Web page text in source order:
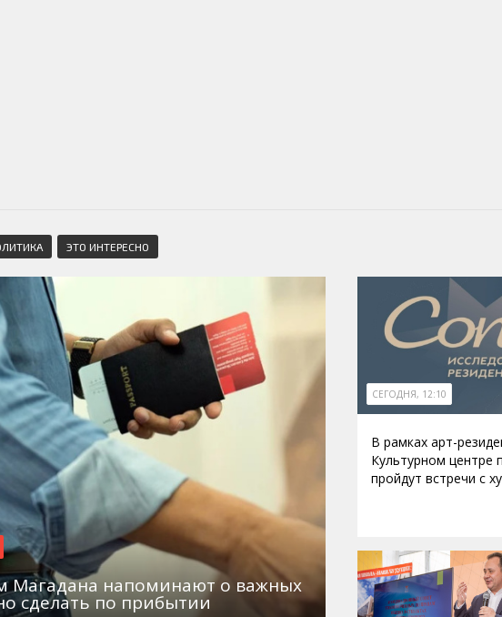
ЭТО ИНТЕРЕСНО
Магадана напоминают о важных
сделать по прибытии
СЕГОДНЯ, 12:10
В рамках арт-
Культурном центре
пройдут встречи с